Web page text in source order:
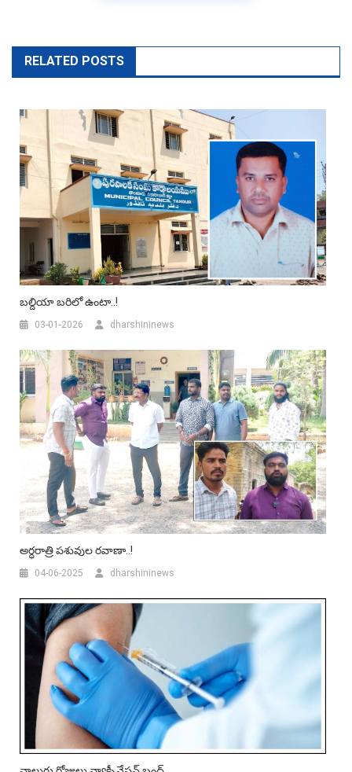
RELATED POSTS
బల్దియా బరిలో ఉంటా..!
03-01-2026 dharshininews
అర్ధరాత్రి పశువుల రవాణా..!
04-06-2025 dharshininews